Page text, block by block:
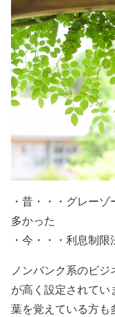
・昔・・・グレー
多かった
・今・・・利息制
ノンバンク系のビ
が高く設定されて
葉を覚えている方も